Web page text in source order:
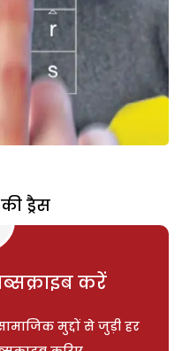
ड्रैस
करें
मुद्दों से जुड़ी हर